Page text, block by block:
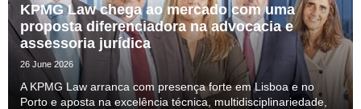
KPMG Law chega ao mercado com uma
proposta diferenciadora na advocacia e
assessoria jurídica
26 June 2026
A KPMG Law arranca com presença forte em Lisboa e no
Porto e aposta na excelência técnica, multidisciplinariedade,